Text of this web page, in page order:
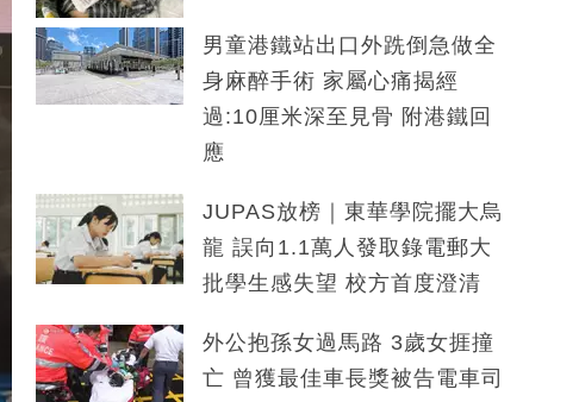
男童港鐵站出口外跣倒急做全
身麻醉手術 家屬心痛揭經
過:10厘米深至見骨 附港鐵回
應
JUPAS放榜｜東華學院擺大烏
龍 誤向1.1萬人發取錄電郵大
批學生感失望 校方首度澄清
外公抱孫女過馬路 3歲女捱撞
亡 曾獲最佳車長獎被告電車司